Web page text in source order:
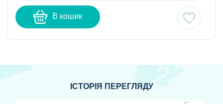
В кошик
ІСТОРІЯ ПЕРЕГЛЯДУ